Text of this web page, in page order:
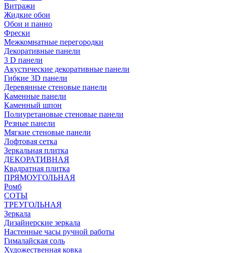
Витражи
Жидкие обои
Обои и панно
Фрески
Межкомнатные перегородки
Декоративные панели
3 D панели
Акустические декоративные панели
Гибкие 3D панели
Деревянные стеновые панели
Каменные панели
Каменный шпон
Полиуретановые стеновые панели
Резные панели
Мягкие стеновые панели
Лофтовая сетка
Зеркальная плитка
ДЕКОРАТИВНАЯ
Квадратная плитка
ПРЯМОУГОЛЬНАЯ
Ромб
СОТЫ
ТРЕУГОЛЬНАЯ
Зеркала
Дизайнерские зеркала
Настенные часы ручной работы
Гималайская соль
Художественная ковка